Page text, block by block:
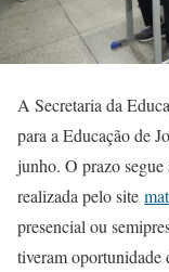
A Secretaria da
para a Educação de
junho. O prazo
realizada pelo site
presencial ou
tiveram oportunidade